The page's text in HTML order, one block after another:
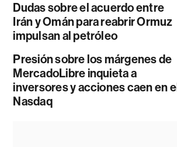
Dudas sobre el acuerdo entre
Irán y Omán para reabrir Ormuz
impulsan al petróleo
Presión sobre los márgenes de
MercadoLibre inquieta a
inversores y acciones caen en el
Nasdaq